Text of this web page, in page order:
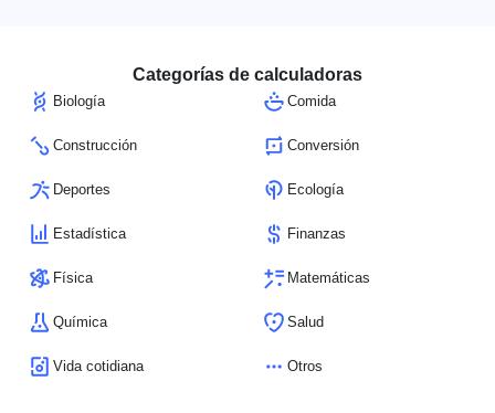
Categorías de calculadoras
Biología Comida
Construcción Conversión
Deportes Ecología
Estadística Finanzas
Física Matemáticas
Química Salud
Vida cotidiana Otros